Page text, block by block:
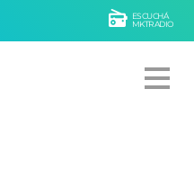
ESCUCHÁ
MKTRADIO